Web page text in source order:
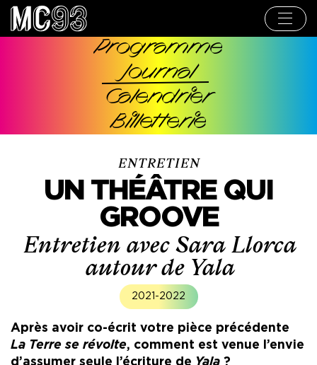
Aller
contenu
Programme
Journal
Calendrier
Billetterie
ENTRETIEN
UN THÉÂTRE QUI
GROOVE
Entretien avec Sara Llorca
autour de Yala
2021-2022
Après avoir co-écrit votre pièce précédente
La Terre se révolte, comment est venue l’envie
d’assumer seule l’écriture de Yala ?